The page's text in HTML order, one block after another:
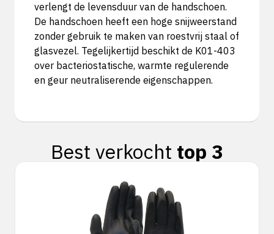
verlengt de levensduur van de handschoen.
De handschoen heeft een hoge snijweerstand
zonder gebruik te maken van roestvrij staal of
glasvezel. Tegelijkertijd beschikt de K01-403
over bacteriostatische, warmte regulerende
en geur neutraliserende eigenschappen.
Best verkocht top 3